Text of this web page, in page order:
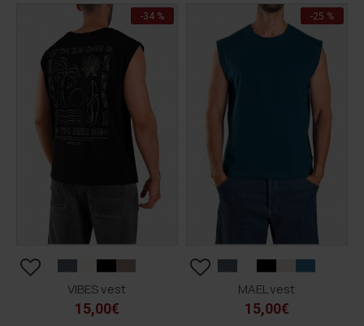
-34 %
VIBES vest
15,00€
-25 %
MAEL vest
15,00€